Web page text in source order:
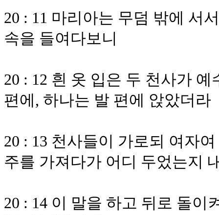
20 : 11 마리아는 무덤 밖에 서
속을 들여다보니
20 : 12 흰 옷 입은 두 천사가
편에, 하나는 발 편에 앉았더라
20 : 13 천사들이 가로되 여자
주를 가져다가 어디 두었는지
20 : 14 이 말을 하고 뒤로 돌이